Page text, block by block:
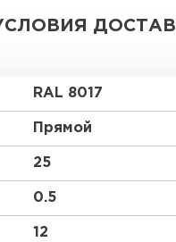
RAL 8017
Прямой
25
0.5
12